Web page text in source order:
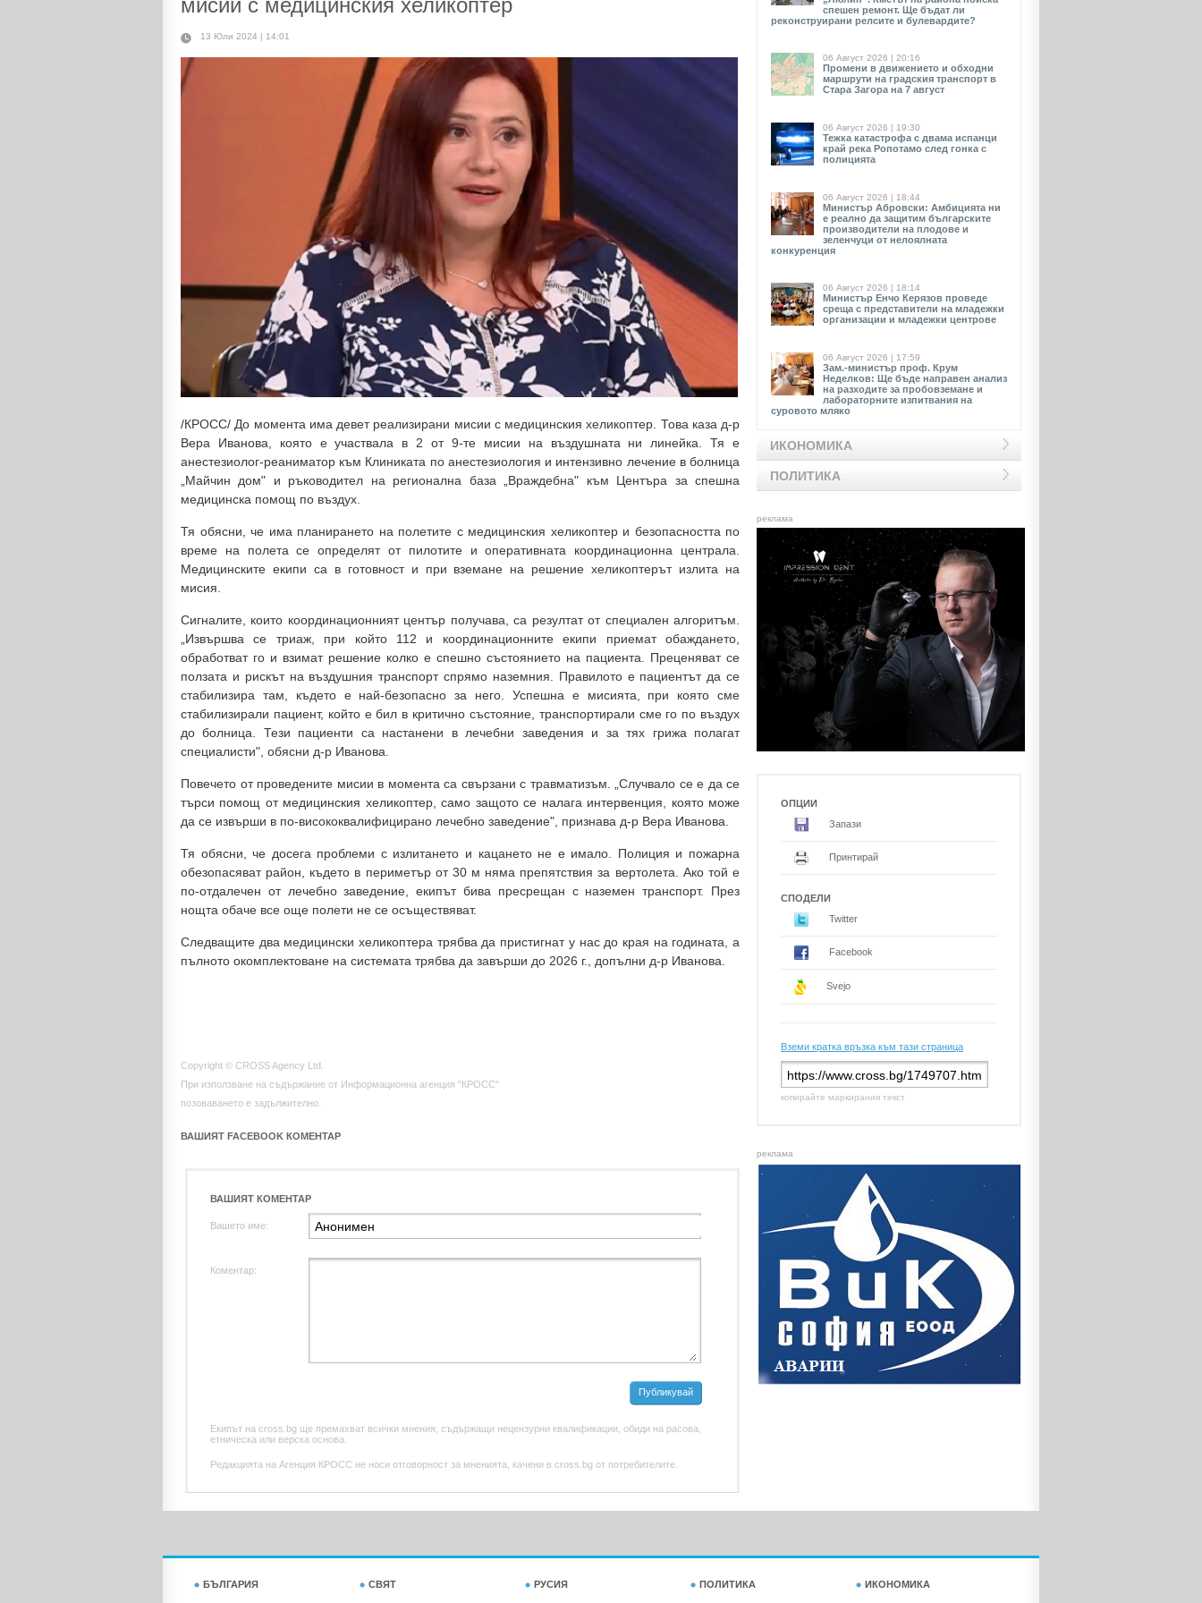
мисии с медицинския хеликоптер
13 Юли 2024 | 14:01
/КРОСС/ До момента има девет реализирани мисии с медицинския хеликоптер. Това каза д-р
Вера Иванова, която е участвала в 2 от 9-те мисии на въздушната ни линейка. Тя е
анестезиолог-реаниматор към Клиниката по анестезиология и интензивно лечение в болница
„Майчин дом" и ръководител на регионална база „Враждебна" към Центъра за спешна
медицинска помощ по въздух.
Тя обясни, че има планирането на полетите с медицинския хеликоптер и безопасността по
време на полета се определят от пилотите и оперативната координационна централа.
Медицинските екипи са в готовност и при вземане на решение хеликоптерът излита на
мисия.
Сигналите, които координационният център получава, са резултат от специален алгоритъм.
„Извършва се триаж, при който 112 и координационните екипи приемат обаждането,
обработват го и взимат решение колко е спешно състоянието на пациента. Преценяват се
ползата и рискът на въздушния транспорт спрямо наземния. Правилото е пациентът да се
стабилизира там, където е най-безопасно за него. Успешна е мисията, при която сме
стабилизирали пациент, който е бил в критично състояние, транспортирали сме го по въздух
до болница. Тези пациенти са настанени в лечебни заведения и за тях грижа полагат
специалисти", обясни д-р Иванова.
Повечето от проведените мисии в момента са свързани с травматизъм. „Случвало се е да се
търси помощ от медицинския хеликоптер, само защото се налага интервенция, която може
да се извърши в по-висококвалифицирано лечебно заведение", признава д-р Вера Иванова.
Тя обясни, че досега проблеми с излитането и кацането не е имало. Полиция и пожарна
обезопасяват район, където в периметър от 30 м няма препятствия за вертолета. Ако той е
по-отдалечен от лечебно заведение, екипът бива пресрещан с наземен транспорт. През
нощта обаче все още полети не се осъществяват.
Следващите два медицински хеликоптера трябва да пристигнат у нас до края на годината, а
пълното окомплектоване на системата трябва да завърши до 2026 г., допълни д-р Иванова.
Copyright © CROSS Agency Ltd.
При използване на съдържание от Информационна агенция "КРОСС"
позоваването е задължително.
ВАШИЯТ FACEBOOK КОМЕНТАР
ВАШИЯТ КОМЕНТАР
Вашето име:
Коментар:
Публикувай
Екипът на cross.bg ще премахват всички мнения, съдържащи нецензурни квалификации, обиди на расова,
етническа или верска основа.
Редакцията на Агенция КРОСС не носи отговорност за мненията, качени в cross.bg от потребителите.
спешен ремонт. Ще бъдат ли
реконструирани релсите и булевардите?
06 Август 2026 | 20:16
Промени в движението и обходни
маршрути на градския транспорт в
Стара Загора на 7 август
06 Август 2026 | 19:30
Тежка катастрофа с двама испанци
край река Ропотамо след гонка с
полицията
06 Август 2026 | 18:44
Министър Абровски: Амбицията ни
е реално да защитим българските
производители на плодове и
зеленчуци от нелоялната
конкуренция
06 Август 2026 | 18:14
Министър Енчо Керязов проведе
среща с представители на младежки
организации и младежки центрове
06 Август 2026 | 17:59
Зам.-министър проф. Крум
Неделков: Ще бъде направен анализ
на разходите за пробовземане и
лабораторните изпитвания на
суровото мляко
ИКОНОМИКА
ПОЛИТИКА
реклама
ОПЦИИ
Запази
Принтирай
СПОДЕЛИ
Twitter
Facebook
Svejo
Вземи кратка връзка към тази страница
копирайте маркирания текст
реклама
БЪЛГАРИЯ СВЯТ РУСИЯ ПОЛИТИКА ИКОНОМИКА